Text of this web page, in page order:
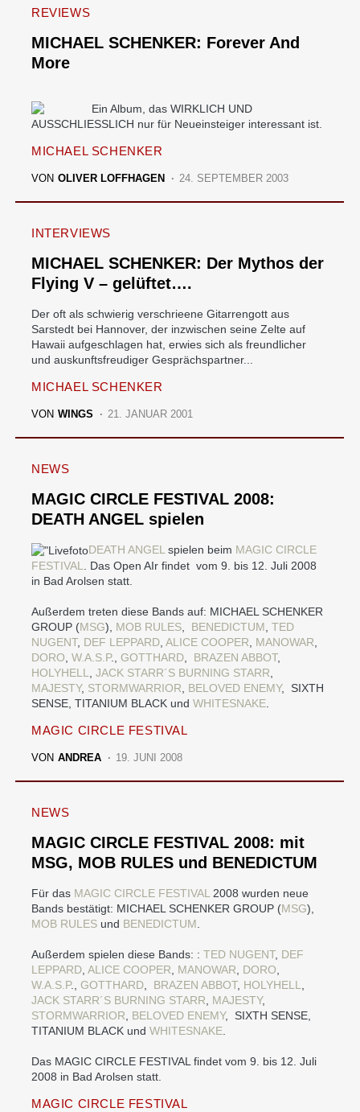
REVIEWS
MICHAEL SCHENKER: Forever And
More
Ein Album, das WIRKLICH UND
AUSSCHLIESSLICH nur für Neueinsteiger interessant ist.
MICHAEL SCHENKER
VON OLIVER LOFFHAGEN 24. SEPTEMBER 2003
INTERVIEWS
MICHAEL SCHENKER: Der Mythos der
Flying V – gelüftet….
Der oft als schwierig verschrieene Gitarrengott aus
Sarstedt bei Hannover, der inzwischen seine Zelte auf
Hawaii aufgeschlagen hat, erwies sich als freundlicher
und auskunftsfreudiger Gesprächspartner...
MICHAEL SCHENKER
VON WINGS 21. JANUAR 2001
NEWS
MAGIC CIRCLE FESTIVAL 2008:
DEATH ANGEL spielen
DEATH ANGELspielen beim MAGIC CIRCLE
FESTIVAL. Das Open AIr findet vom 9. bis 12. Juli 2008
in Bad Arolsen statt.
Außerdem treten diese Bands auf: MICHAEL SCHENKER
GROUP (MSG), MOB RULES, BENEDICTUM, TED
NUGENT, DEF LEPPARD, ALICE COOPER, MANOWAR,
DORO, W.A.S.P., GOTTHARD, BRAZEN ABBOT,
HOLYHELL, JACK STARR´S BURNING STARR,
MAJESTY, STORMWARRIOR, BELOVED ENEMY, SIXTH
SENSE, TITANIUM BLACK und WHITESNAKE.
MAGIC CIRCLE FESTIVAL
VON ANDREA 19. JUNI 2008
NEWS
MAGIC CIRCLE FESTIVAL 2008: mit
MSG, MOB RULES und BENEDICTUM
Für das MAGIC CIRCLE FESTIVAL2008 wurden neue
Bands bestätigt: MICHAEL SCHENKER GROUP (MSG),
MOB RULES und BENEDICTUM.
Außerdem spielen diese Bands: : TED NUGENT, DEF
LEPPARD, ALICE COOPER, MANOWAR, DORO,
W.A.S.P., GOTTHARD, BRAZEN ABBOT, HOLYHELL,
JACK STARR´S BURNING STARR, MAJESTY,
STORMWARRIOR, BELOVED ENEMY, SIXTH SENSE,
TITANIUM BLACK und WHITESNAKE.
Das MAGIC CIRCLE FESTIVAL findet vom 9. bis 12. Juli
2008 in Bad Arolsen statt.
MAGIC CIRCLE FESTIVAL